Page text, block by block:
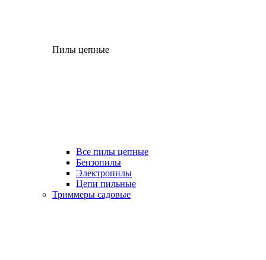
Пилы цепные
Все пилы цепные
Бензопилы
Электропилы
Цепи пильные
Триммеры садовые